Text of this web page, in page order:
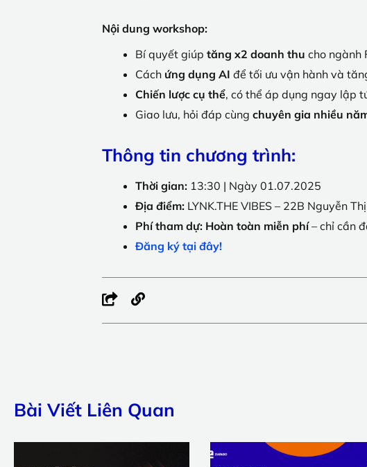
Nội dung workshop:
Bí quyết giúp tăng x2 doanh thu cho ngành
Cách ứng dụng AI để tối ưu vận hành và
Chiến lược cụ thể, có thể áp dụng ngay lập
Giao lưu, hỏi đáp cùng chuyên gia nhiều
Thông tin chương trình:
Thời gian: 13:30 | Ngày 01.07.2025
Địa điểm: LYNK.THE VIBES – 22B Nguyễn
Phí tham dự: Hoàn toàn miễn phí– chỉ cần
Đăng ký tại đây!
Bài Viết Liên Quan